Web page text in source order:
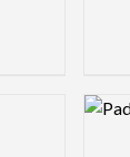
Logo